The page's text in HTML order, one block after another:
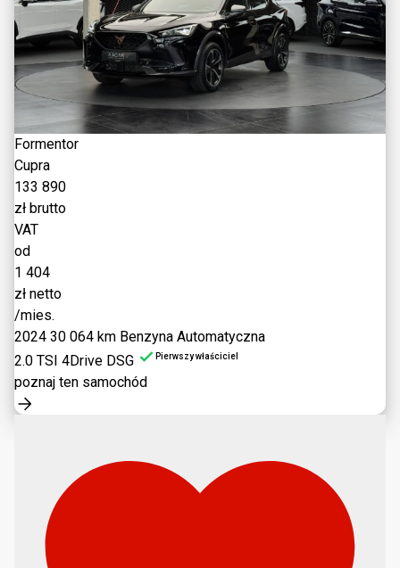
Formentor
Cupra
133 890
zł brutto
VAT
od
1 404
zł netto
/mies.
2024 30 064 km Benzyna Automatyczna
2.0 TSI 4Drive DSG
Pierwszy właściciel
poznaj ten samochód